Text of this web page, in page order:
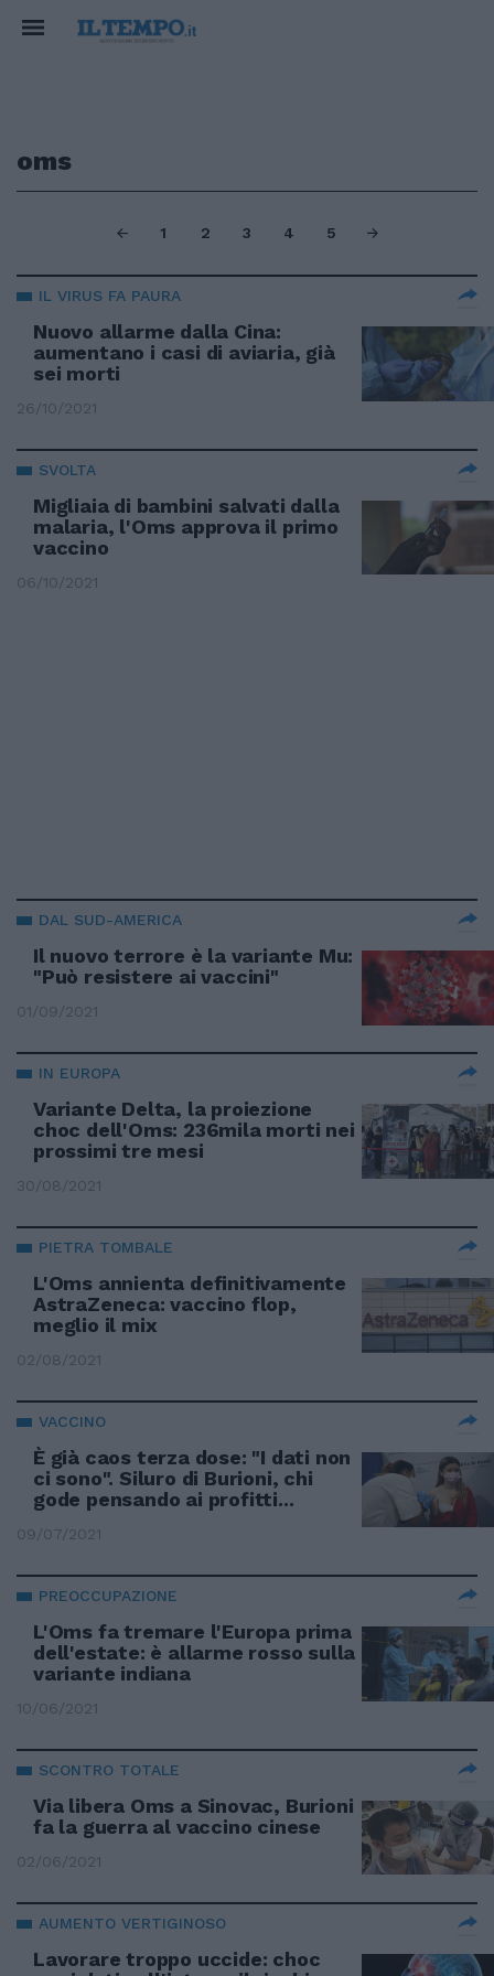
oms
1 2 3 4 5
IL VIRUS FA PAURA
Nuovo allarme dalla Cina:
aumentano i casi di aviaria, già
sei morti
26/10/2021
SVOLTA
Migliaia di bambini salvati dalla
malaria, l'Oms approva il primo
vaccino
06/10/2021
DAL SUD-AMERICA
Il nuovo terrore è la variante Mu:
"Può resistere ai vaccini"
01/09/2021
IN EUROPA
Variante Delta, la proiezione
choc dell'Oms: 236mila morti nei
prossimi tre mesi
30/08/2021
PIETRA TOMBALE
L'Oms annienta definitivamente
AstraZeneca: vaccino flop,
meglio il mix
02/08/2021
VACCINO
È già caos terza dose: "I dati non
ci sono". Siluro di Burioni, chi
gode pensando ai profitti...
09/07/2021
PREOCCUPAZIONE
L'Oms fa tremare l'Europa prima
dell'estate: è allarme rosso sulla
variante indiana
10/06/2021
SCONTRO TOTALE
Via libera Oms a Sinovac, Burioni
fa la guerra al vaccino cinese
02/06/2021
AUMENTO VERTIGINOSO
Lavorare troppo uccide: choc